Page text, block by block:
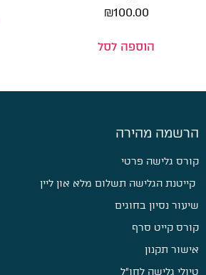
₪100.00
הוספה לסל
הרשמה מהירה
קורס גלישה פרטי
קייטנת הגלישה תשלום מלא און ליין
שיעור נסיון בחוגים
קורס קייט סרף
אישור תקנון
טיולי גלישה לחו״ל